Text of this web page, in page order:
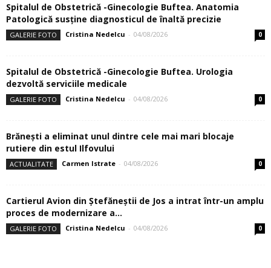
Spitalul de Obstetrică -Ginecologie Buftea. Anatomia
Patologică susţine diagnosticul de înaltă precizie
GALERIE FOTO Cristina Nedelcu - 04/08/2026 0
Spitalul de Obstetrică -Ginecologie Buftea. Urologia
dezvoltă serviciile medicale
GALERIE FOTO Cristina Nedelcu - 04/08/2026 0
Brănești a eliminat unul dintre cele mai mari blocaje
rutiere din estul Ilfovului
ACTUALITATE Carmen Istrate - 04/08/2026 0
Cartierul Avion din Ştefăneştii de Jos a intrat într-un amplu
proces de modernizare a...
GALERIE FOTO Cristina Nedelcu - 04/08/2026 0